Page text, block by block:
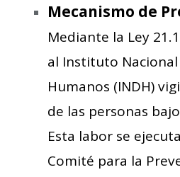
Mecanismo de
Mediante la Ley
al Instituto
Humanos (INDH)
de las personas
Esta labor se
Comité para la